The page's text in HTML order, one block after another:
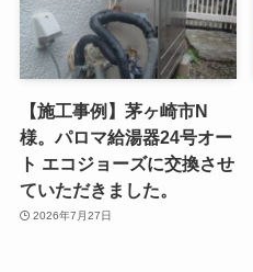
【施工事例】茅ヶ崎市N
様。パロマ給湯器24号オー
ト エコジョーズに交換させ
ていただきました。
2026年7月27日